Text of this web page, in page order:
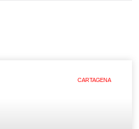
CARTAGENA